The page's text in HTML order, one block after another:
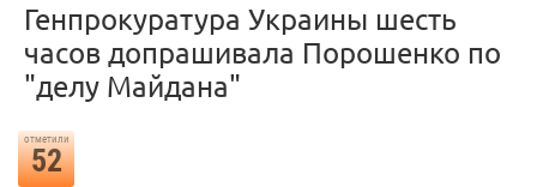
Генпрокуратура Украины шесть
часов допрашивала Порошенко по
"делу Майдана"
отметили
52